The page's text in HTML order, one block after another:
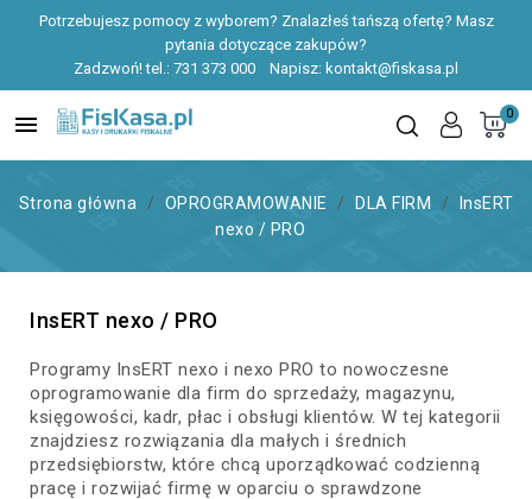
Potrzebujesz pomocy z wyborem? Znalazłeś tańszą ofertę? Masz
pytania dotyczące zakupów?
Zadzwoń! tel.: 731 373 000 Napisz: kontakt@fiskasa.pl
0

Strona główna OPROGRAMOWANIE DLA FIRM
InsERT
nexo / PRO
InsERT nexo / PRO
Programy InsERT nexo i nexo PRO to nowoczesne
oprogramowanie dla firm do sprzedaży, magazynu,
księgowości, kadr, płac i obsługi klientów. W tej kategorii
znajdziesz rozwiązania dla małych i średnich
przedsiębiorstw, które chcą uporządkować codzienną
pracę i rozwijać firmę w oparciu o sprawdzone